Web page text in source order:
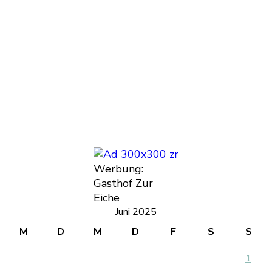
Werbung:
Gasthof Zur
Eiche
Juni 2025
M
D M D F S
S
1